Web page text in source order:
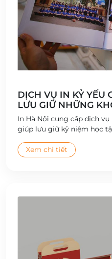
DỊCH VỤ IN KỶ YẾU
LƯU GIỮ NHỮNG
NHỚ
In Hà Nội cung cấp dịch
giúp lưu giữ kỷ niệm học
Xem chi tiết